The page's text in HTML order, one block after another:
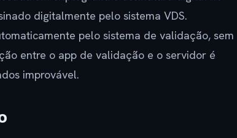
digitalmente pelo sistema VDS.
pelo sistema de validação, sem
entre o app de validação e o servidor é
improvável.